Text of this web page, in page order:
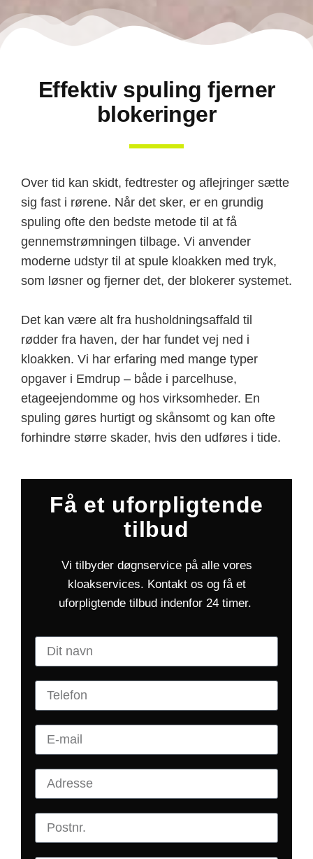
Effektiv spuling fjerner
blokeringer
Over tid kan skidt, fedtrester og aflejringer sætte
sig fast i rørene. Når det sker, er en grundig
spuling ofte den bedste metode til at få
gennemstrømningen tilbage. Vi anvender
moderne udstyr til at spule kloakken med tryk,
som løsner og fjerner det, der blokerer systemet.
Det kan være alt fra husholdningsaffald til
rødder fra haven, der har fundet vej ned i
kloakken. Vi har erfaring med mange typer
opgaver i Emdrup – både i parcelhuse,
etageejendomme og hos virksomheder. En
spuling gøres hurtigt og skånsomt og kan ofte
forhindre større skader, hvis den udføres i tide.
Få et uforpligtende
tilbud
Vi tilbyder døgnservice på alle vores
kloakservices. Kontakt os og få et
uforpligtende tilbud indenfor 24 timer.